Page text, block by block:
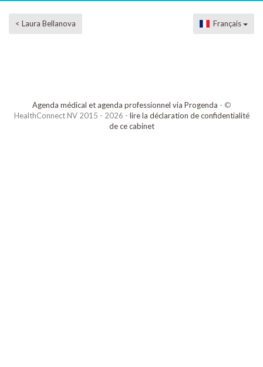
< Laura Bellanova Français
Agenda médical et agenda professionnel via Progenda - ©
HealthConnect NV 2015 - 2026 - lire la déclaration de confidentialité
de ce cabinet